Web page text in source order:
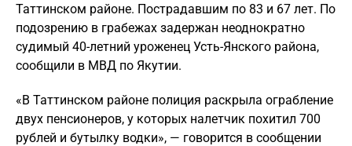
Таттинском районе. Пострадавшим по 83 и 67 лет. По
подозрению в грабежах задержан неоднократно
судимый 40-летний уроженец Усть-Янского района,
сообщили в МВД по Якутии.
«В Таттинском районе полиция раскрыла ограбление
двух пенсионеров, у которых налетчик похитил 700
рублей и бутылку водки», — говорится в сообщении